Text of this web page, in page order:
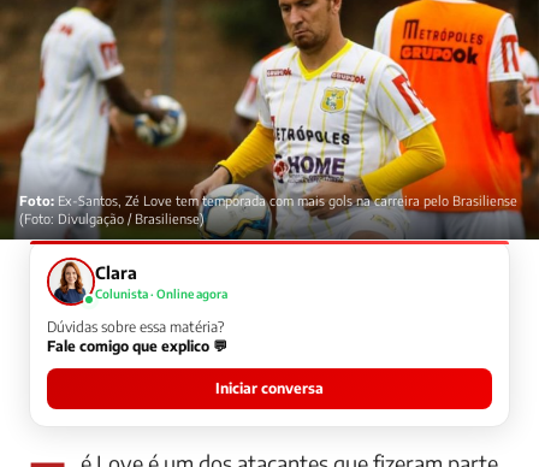
Foto: Ex-Santos, Zé Love tem temporada com mais gols na carreira pelo Brasiliense
(Foto: Divulgação / Brasiliense)
Clara
Colunista · Online agora
Dúvidas sobre essa matéria?
Fale comigo que explico 💬
Iniciar conversa